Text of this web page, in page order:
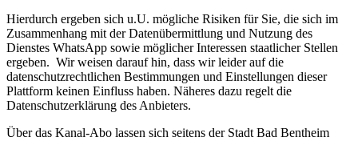
Hierdurch ergeben sich u.U. mögliche Risiken für Sie, die sich im
Zusammenhang mit der Datenübermittlung und Nutzung des
Dienstes WhatsApp sowie möglicher Interessen staatlicher Stellen
ergeben. Wir weisen darauf hin, dass wir leider auf die
datenschutzrechtlichen Bestimmungen und Einstellungen dieser
Plattform keinen Einfluss haben. Näheres dazu regelt die
Datenschutzerklärung des Anbieters.
Über das Kanal-Abo lassen sich seitens der Stadt Bad Bentheim